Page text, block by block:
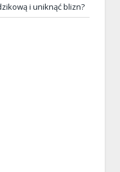
i uniknąć blizn?